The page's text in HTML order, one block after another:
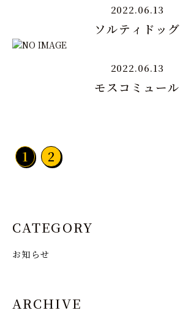
2022.06.13
ソルティドッグ
2022.06.13
モスコミュール
1 2
CATEGORY
お知らせ
ARCHIVE